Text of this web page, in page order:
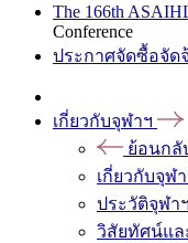
The 166th
Conference
ประกาศจัดซื้อจัด
เกี่ยวกับจุฬาฯ
ย้อนกลั
เกี่ยวกับจุฬ
ประวัติจุฬาฯ
วิสัยทัศน์แล